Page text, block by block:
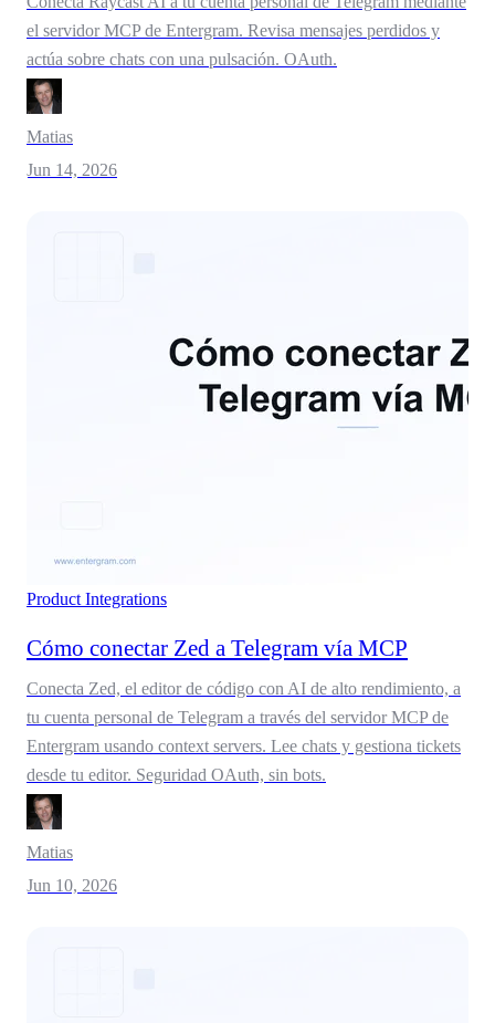
el servidor MCP de Entergram. Revisa mensajes perdidos y
actúa sobre chats con una pulsación. OAuth.
Matias
Jun 14, 2026
Product Integrations
Cómo conectar Zed a Telegram vía MCP
Conecta Zed, el editor de código con AI de alto rendimiento, a
tu cuenta personal de Telegram a través del servidor MCP de
Entergram usando context servers. Lee chats y gestiona tickets
desde tu editor. Seguridad OAuth, sin bots.
Matias
Jun 10, 2026